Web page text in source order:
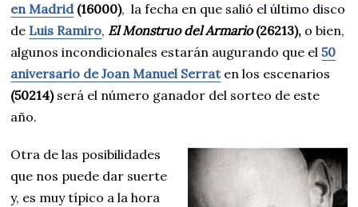
en Madrid (16000), la fecha en que salió el último disco
de Luis Ramiro, El Monstruo del Armario (26213), o bien,
algunos incondicionales estarán augurando que el50
aniversario de Joan Manuel Serraten los escenarios
(50214)será el número ganador del sorteo de este
año.
Otra de las posibilidades
que nos puede dar suerte
y, es muy típico a la hora